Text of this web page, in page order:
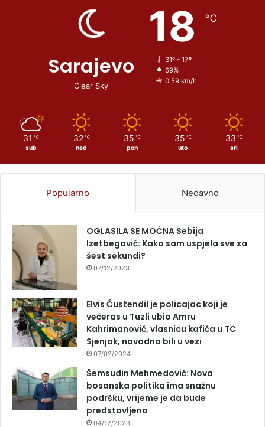
Sarajevo
Clear Sky
18 ℃
31º - 17º
69%
0.59 km/h
31 ℃
sub
32 ℃
ned
35 ℃
pon
35 ℃
uto
33 ℃
sri
Popularno Nedavno
OGLASILA SE MOĆNA Sebija
Izetbegović: Kako sam uspjela sve za
šest sekundi?
07/12/2023
Elvis Ćustendil je policajac koji je
večeras u Tuzli ubio Amru
Kahrimanović, vlasnicu kafića u TC
Sjenjak, navodno bili u vezi
07/02/2024
Šemsudin Mehmedović: Nova
bosanska politika ima snažnu
podršku, vrijeme je da bude
predstavljena
04/12/2023